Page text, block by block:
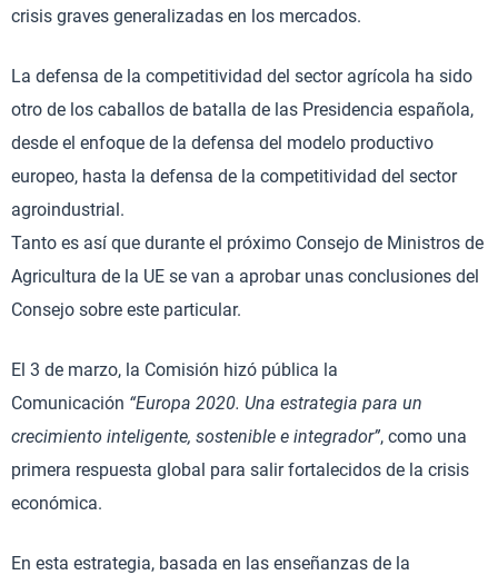
crisis graves generalizadas en los mercados.
La defensa de la competitividad del sector agrícola ha sido
otro de los caballos de batalla de las Presidencia española,
desde el enfoque de la defensa del modelo productivo
europeo, hasta la defensa de la competitividad del sector
agroindustrial.
Tanto es así que durante el próximo Consejo de Ministros de
Agricultura de la UE se van a aprobar unas conclusiones del
Consejo sobre este particular.
El 3 de marzo, la Comisión hizó pública la
Comunicación “Europa 2020. Una estrategia para un
crecimiento inteligente, sostenible e integrador”, como una
primera respuesta global para salir fortalecidos de la crisis
económica.
En esta estrategia, basada en las enseñanzas de la